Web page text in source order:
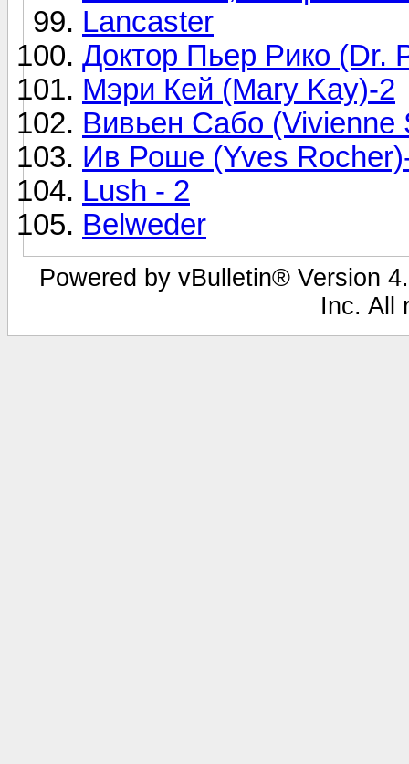
Lancaster
Доктор Пьер Рико (Dr.
Мэри Кей (Mary Kay)-2
Вивьен Сабо (Vivienne
Ив Роше (Yves
Lush - 2
Belweder
Powered by vBulletin® Version
Inc. All